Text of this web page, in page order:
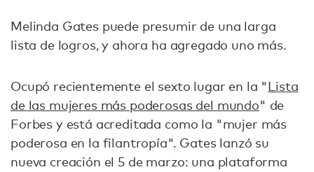
Melinda Gates puede presumir de una larga
lista de logros, y ahora ha agregado uno más.
Ocupó recientemente el sexto lugar en la "Lista
de las mujeres más poderosas del mundo" de
Forbes y está acreditada como la "mujer más
poderosa en la filantropía". Gates lanzó su
nueva creación el 5 de marzo: una plataforma